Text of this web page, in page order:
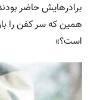
برادرهایش حاضر
همین که سر کفن را
است؟»